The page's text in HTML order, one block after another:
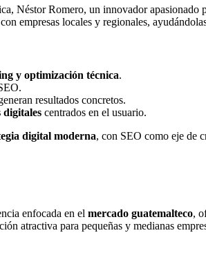
Néstor Romero, un innovador
empresas locales y regionales,
y optimización técnica.
resultados concretos.
digitales centrados en el usuario.
digital moderna, con SEO como eje de
enfocada en el mercado guatemalteco,
atractiva para pequeñas y medianas